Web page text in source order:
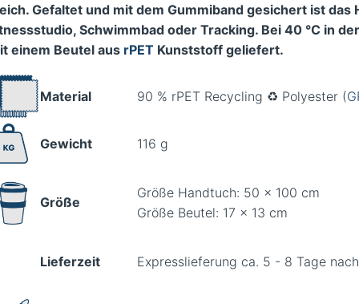
Gefaltet und mit dem Gummiband gesichert ist
Schwimmbad oder Tracking. Bei 40 °C in
einem Beutel aus rPET Kunststoff geliefert.
Material 90 % rPET Recycling ♻️ Polyester (
Gewicht 116 g
Größe
Größe Handtuch: 50 x 100 cm
Größe Beutel: 17 x 13 cm
Lieferzeit Expresslieferung ca. 5 - 8 Tage